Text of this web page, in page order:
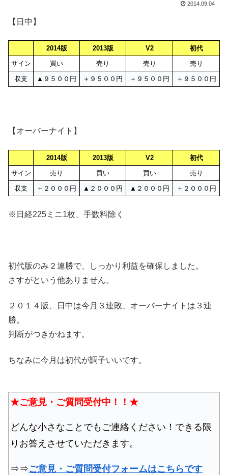
2014.09.04
【日中】
2014版 2013版 V2
初代
サイン
買い 売り 売り
売り
収支
▲９５００円 ＋９５００円 ＋９５００円 ＋９５００円
【オーバーナイト】
2014版 2013版 V2
初代
サイン
売り 買い 買い
売り
収支
＋２０００円 ▲２０００円 ▲２０００円 ＋２０００円
※日経225ミニ1枚、手数料除く
初代版のみ２連勝で、しっかり利益を確保しました。
さすがという他ありません。
２０１４版、日中は今月３連敗、オーバーナイトは３連
勝。
判断がつきかねます。
ちなみに今月は初代が調子いいです。
★ご意見・ご質問受付中！！★
どんな小さなことでもご連絡ください！できる限
りお答えさせていただきます。
⇒⇒ご意見・ご質問受付フォームはこちらです